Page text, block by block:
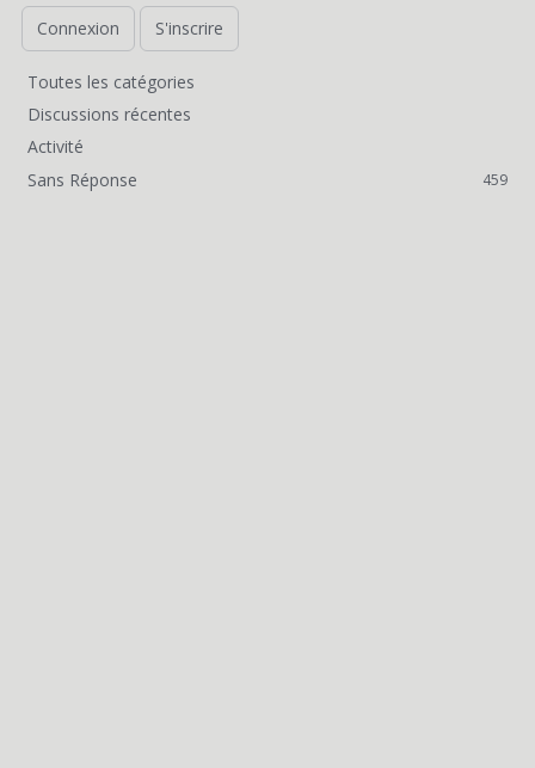
Connexion S'inscrire
L
i
e
Toutes les catégories
Discussions récentes
Activité
Sans Réponse
459